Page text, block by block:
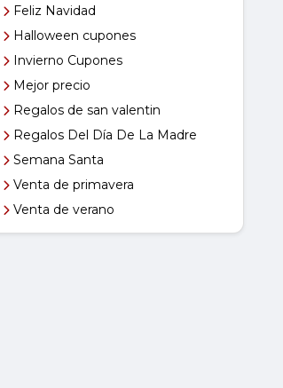
Feliz Navidad
Halloween cupones
Invierno Cupones
Mejor precio
Regalos de san valentin
Regalos Del Día De La Madre
Semana Santa
Venta de primavera
Venta de verano